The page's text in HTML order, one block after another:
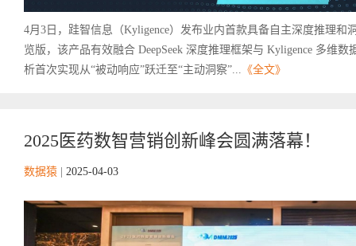
4月3日，跬智信息（Kyligence）发布业内首款具备自主深度推理和
览版，该产品有效融合 DeepSeek 深度推理框架与 Kyligence 多维
析首次实现从“被动响应”跃迁至“主动洞察”... 《全文》
2025医药数智营销创新峰会圆满落幕！
数据猿 2025-04-03